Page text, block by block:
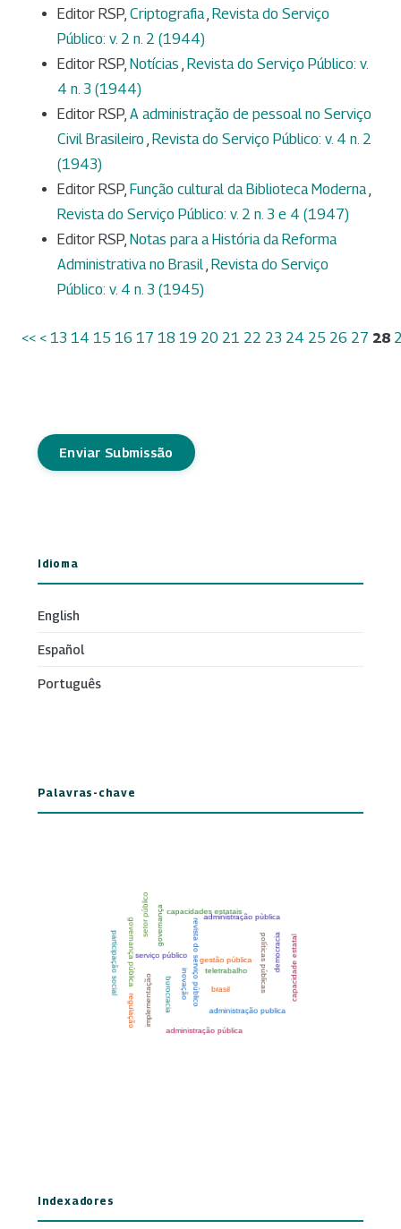
Editor RSP, Criptografia, Revista do Serviço
Público: v. 2 n. 2 (1944)
Editor RSP, Notícias , Revista do Serviço Público: v.
4 n. 3 (1944)
Editor RSP, A administração de pessoal no Serviço
Civil Brasileiro , Revista do Serviço Público: v. 4 n. 2
(1943)
Editor RSP, Função cultural da Biblioteca Moderna,
Revista do Serviço Público: v. 2 n. 3 e 4 (1947)
Editor RSP, Notas para a História da Reforma
Administrativa no Brasil, Revista do Serviço
Público: v. 4 n. 3 (1945)
<< < 13 14 15 16 17 18 19 20 21 22 23 24 25 26 27 28
Enviar Submissão
Idioma
English
Español
Português
Palavras-chave
Indexadores